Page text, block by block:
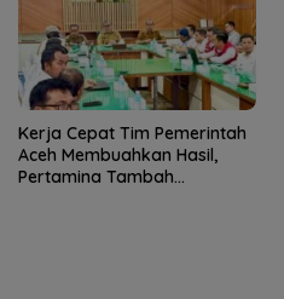
Kerja Cepat Tim Pemerintah
Aceh Membuahkan Hasil,
Pertamina Tambah